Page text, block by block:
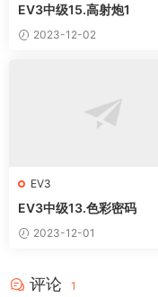
EV3中级15.高射炮1
2023-12-02
EV3
EV3中级13.色彩密码
2023-12-01
评论 1